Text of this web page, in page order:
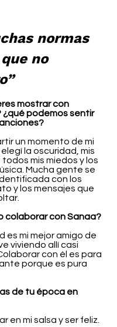
normas
no
mostrar con
¿qué podemos sentir
un momento de mi
la oscuridad, mis
mis miedos y los
Mucha gente se
con los
y los mensajes que
colaborar con Sanaa?
es mi mejor amigo de
viviendo allí casi
con él es para
porque es pura
de tu época en
en mi salsa y ser feliz.